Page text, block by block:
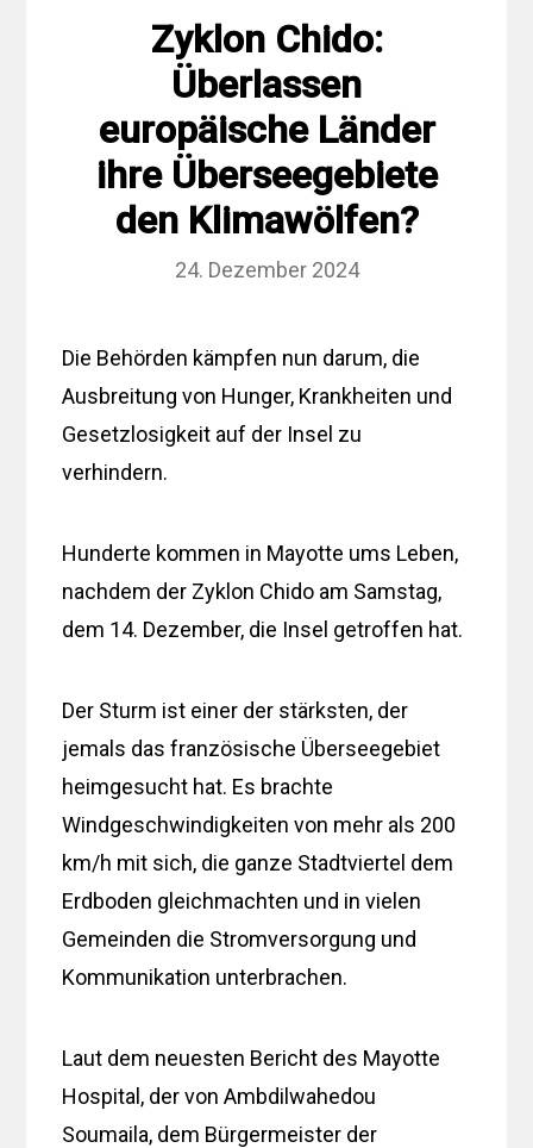
Zyklon Chido:
Überlassen
europäische Länder
ihre Überseegebiete
den Klimawölfen?
24. Dezember 2024
Die Behörden kämpfen nun darum, die
Ausbreitung von Hunger, Krankheiten und
Gesetzlosigkeit auf der Insel zu
verhindern.
Hunderte kommen in Mayotte ums Leben,
nachdem der Zyklon Chido am Samstag,
dem 14. Dezember, die Insel getroffen hat.
Der Sturm ist einer der stärksten, der
jemals das französische Überseegebiet
heimgesucht hat. Es brachte
Windgeschwindigkeiten von mehr als 200
km/h mit sich, die ganze Stadtviertel dem
Erdboden gleichmachten und in vielen
Gemeinden die Stromversorgung und
Kommunikation unterbrachen.
Laut dem neuesten Bericht des Mayotte
Hospital, der von Ambdilwahedou
Soumaila, dem Bürgermeister der